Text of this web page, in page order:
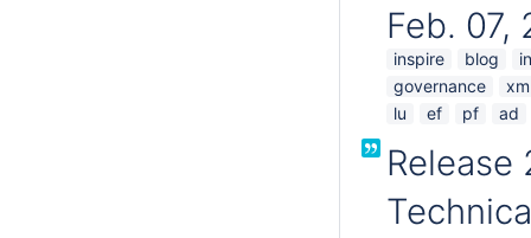
Feb. 07,
inspire blog
governance
lu
ef pf ad
Release